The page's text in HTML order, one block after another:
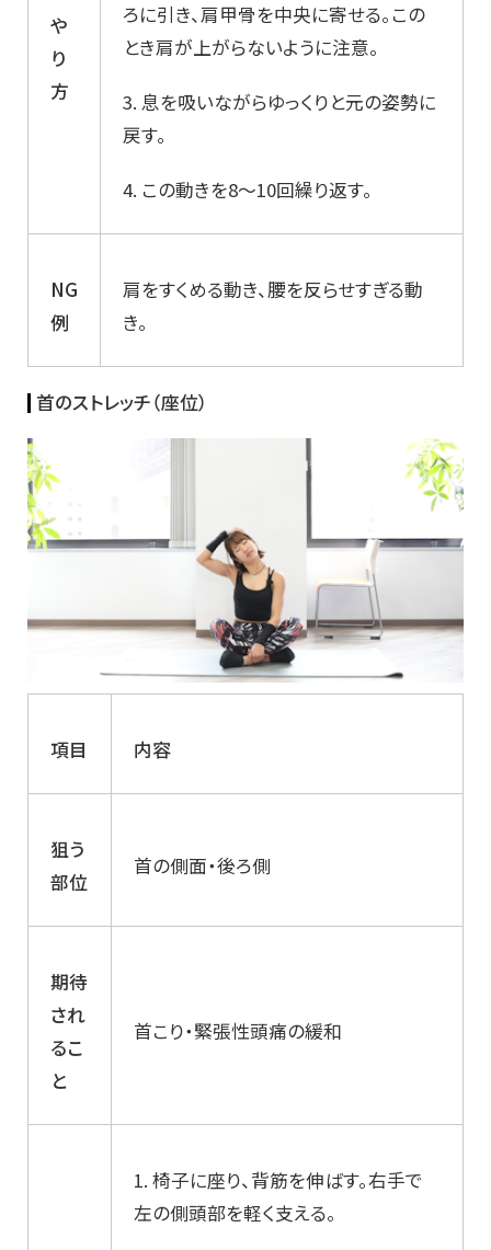
や
り
方
ろに引き、肩甲骨を中央に寄せる。この
とき肩が上がらないように注意。
3. 息を吸いながらゆっくりと元の姿勢に
戻す。
4. この動きを8～10回繰り返す。
NG
例
肩をすくめる動き、腰を反らせすぎる動
き。
首のストレッチ（座位）
項目 内容
狙う
部位
首の側面・後ろ側
期待
され
るこ
と
首こり・緊張性頭痛の緩和
1. 椅子に座り、背筋を伸ばす。右手で
左の側頭部を軽く支える。